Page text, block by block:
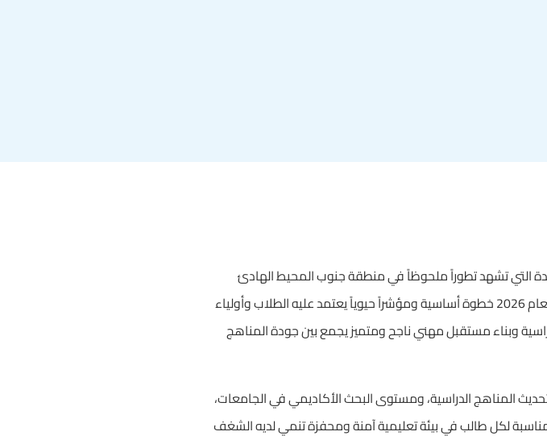
التي تشهد تطوراً ملحوظاً في منطقة جنوب المحيط الهادئ
(أوقيانوسيا). ويمثل التعرف على ترتيب الجامعات في جزر سليمان لعام 2026 خطوة أساسية ومؤشراً حيوياً يعتمد عليه الطلاب وأولياء
وبناء مستقبل مهني ناجح ومتميز يجمع بين جودة المناهج
المناهج الدراسية، ومستوى البحث الأكاديمي في الجامعات،
لكل طالب في بيئة تعليمية آمنة ومحفزة تنمي لديه الشغف